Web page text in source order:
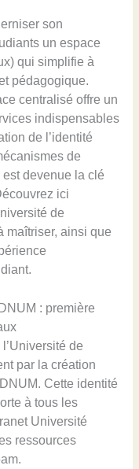
son
un espace
qui simplifie à
pédagogique.
centralisé offre un
indispensables
de l’identité
de
devenue la clé
ici
de
maîtriser, ainsi que
: première
de
par la création
Cette identité
à tous les
Université
ressources